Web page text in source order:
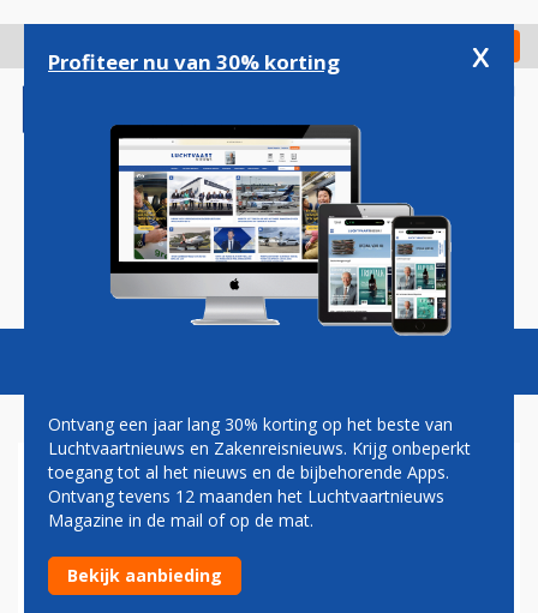
gaan
Check in
Magazine Podcasts Vacatures
VUELING-TOPMAN:
'BEWIJZEN DAT WE EEN PAN-
EUROPESE AIRLINE ZIJN'
Profiteer nu van 30% korting x
Ontvang een jaar lang 30% korting op het beste van
Luchtvaartnieuws en Zakenreisnieuws. Krijg onbeperkt
toegang tot al het nieuws en de bijbehorende Apps.
Ontvang tevens 12 maanden het Luchtvaartnieuws
Magazine in de mail of op de mat.
Bekijk aanbieding